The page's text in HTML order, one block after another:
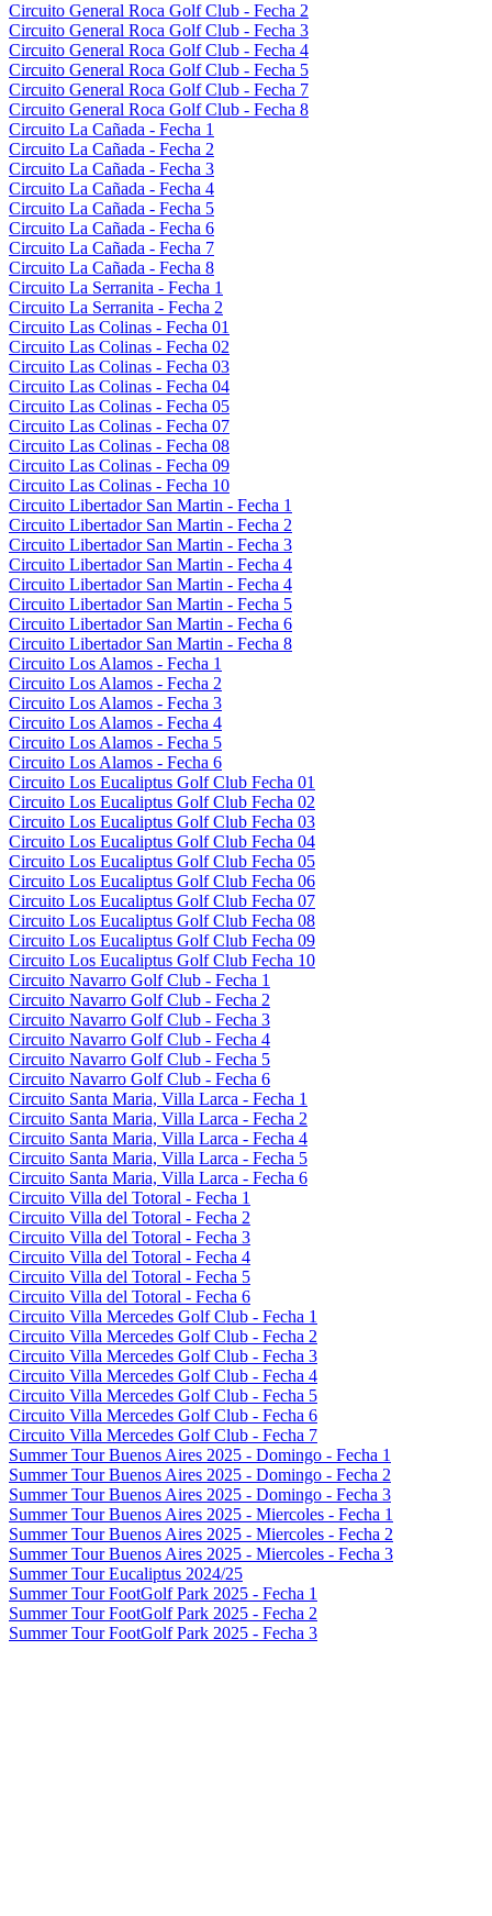
Circuito General Roca Golf Club - Fecha 2
Circuito General Roca Golf Club - Fecha 3
Circuito General Roca Golf Club - Fecha 4
Circuito General Roca Golf Club - Fecha 5
Circuito General Roca Golf Club - Fecha 7
Circuito General Roca Golf Club - Fecha 8
Circuito La Cañada - Fecha 1
Circuito La Cañada - Fecha 2
Circuito La Cañada - Fecha 3
Circuito La Cañada - Fecha 4
Circuito La Cañada - Fecha 5
Circuito La Cañada - Fecha 6
Circuito La Cañada - Fecha 7
Circuito La Cañada - Fecha 8
Circuito La Serranita - Fecha 1
Circuito La Serranita - Fecha 2
Circuito Las Colinas - Fecha 01
Circuito Las Colinas - Fecha 02
Circuito Las Colinas - Fecha 03
Circuito Las Colinas - Fecha 04
Circuito Las Colinas - Fecha 05
Circuito Las Colinas - Fecha 07
Circuito Las Colinas - Fecha 08
Circuito Las Colinas - Fecha 09
Circuito Las Colinas - Fecha 10
Circuito Libertador San Martin - Fecha 1
Circuito Libertador San Martin - Fecha 2
Circuito Libertador San Martin - Fecha 3
Circuito Libertador San Martin - Fecha 4
Circuito Libertador San Martin - Fecha 4
Circuito Libertador San Martin - Fecha 5
Circuito Libertador San Martin - Fecha 6
Circuito Libertador San Martin - Fecha 8
Circuito Los Alamos - Fecha 1
Circuito Los Alamos - Fecha 2
Circuito Los Alamos - Fecha 3
Circuito Los Alamos - Fecha 4
Circuito Los Alamos - Fecha 5
Circuito Los Alamos - Fecha 6
Circuito Los Eucaliptus Golf Club Fecha 01
Circuito Los Eucaliptus Golf Club Fecha 02
Circuito Los Eucaliptus Golf Club Fecha 03
Circuito Los Eucaliptus Golf Club Fecha 04
Circuito Los Eucaliptus Golf Club Fecha 05
Circuito Los Eucaliptus Golf Club Fecha 06
Circuito Los Eucaliptus Golf Club Fecha 07
Circuito Los Eucaliptus Golf Club Fecha 08
Circuito Los Eucaliptus Golf Club Fecha 09
Circuito Los Eucaliptus Golf Club Fecha 10
Circuito Navarro Golf Club - Fecha 1
Circuito Navarro Golf Club - Fecha 2
Circuito Navarro Golf Club - Fecha 3
Circuito Navarro Golf Club - Fecha 4
Circuito Navarro Golf Club - Fecha 5
Circuito Navarro Golf Club - Fecha 6
Circuito Santa Maria, Villa Larca - Fecha 1
Circuito Santa Maria, Villa Larca - Fecha 2
Circuito Santa Maria, Villa Larca - Fecha 4
Circuito Santa Maria, Villa Larca - Fecha 5
Circuito Santa Maria, Villa Larca - Fecha 6
Circuito Villa del Totoral - Fecha 1
Circuito Villa del Totoral - Fecha 2
Circuito Villa del Totoral - Fecha 3
Circuito Villa del Totoral - Fecha 4
Circuito Villa del Totoral - Fecha 5
Circuito Villa del Totoral - Fecha 6
Circuito Villa Mercedes Golf Club - Fecha 1
Circuito Villa Mercedes Golf Club - Fecha 2
Circuito Villa Mercedes Golf Club - Fecha 3
Circuito Villa Mercedes Golf Club - Fecha 4
Circuito Villa Mercedes Golf Club - Fecha 5
Circuito Villa Mercedes Golf Club - Fecha 6
Circuito Villa Mercedes Golf Club - Fecha 7
Summer Tour Buenos Aires 2025 - Domingo - Fecha 1
Summer Tour Buenos Aires 2025 - Domingo - Fecha 2
Summer Tour Buenos Aires 2025 - Domingo - Fecha 3
Summer Tour Buenos Aires 2025 - Miercoles - Fecha 1
Summer Tour Buenos Aires 2025 - Miercoles - Fecha 2
Summer Tour Buenos Aires 2025 - Miercoles - Fecha 3
Summer Tour Eucaliptus 2024/25
Summer Tour FootGolf Park 2025 - Fecha 1
Summer Tour FootGolf Park 2025 - Fecha 2
Summer Tour FootGolf Park 2025 - Fecha 3